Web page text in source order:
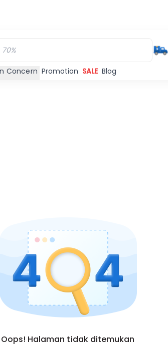
Concern Promotion SALE Blog
Oops! Halaman tidak ditemukan